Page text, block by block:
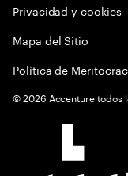
Privacidad y cookies
Mapa del Sitio
Política de
©2026 Accenture todos